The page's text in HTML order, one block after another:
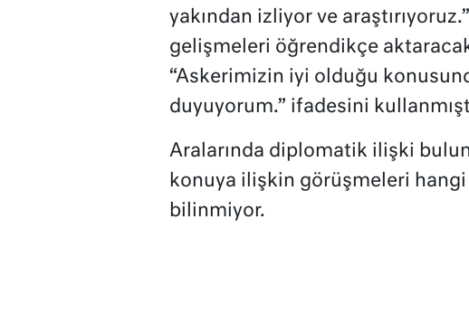
yakından izliyor ve
gelişmeleri öğrendikçe
“Askerimizin iyi olduğu
duyuyorum.” ifadesini
Aralarında diplomatik ilişki
konuya ilişkin görüşmeleri
bilinmiyor.